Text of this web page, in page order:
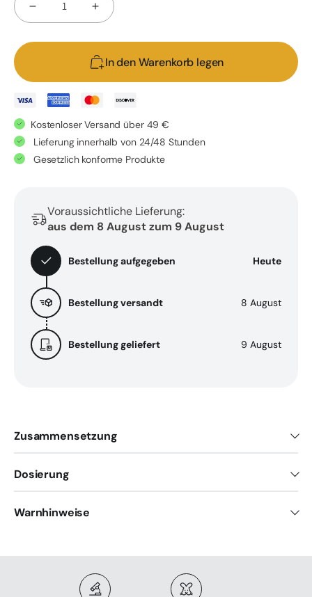
Verringere
EU4DOL
PLUS
-
Natürliches
Ergänzungsmittel
und
Gelenke
Boswellia
Serrata
und
PEA
-
30
Kapseln
Erhöhe
für
EU4DOL
PLUS
Natürliches
Ergänzungsmittel
und
Gelenke
Boswellia
PEA
30
In den Warenkorb legen
Kostenloser Versand über 49 €
Lieferung innerhalb von 24/48 Stunden
Gesetzlich konforme Produkte
Voraussichtliche Lieferung:
aus dem 8 August zum 9 August
Bestellung aufgegeben Heute
Bestellung versandt 8 August
Bestellung geliefert 9 August
Zusammensetzung
Dosierung
Warnhinweise